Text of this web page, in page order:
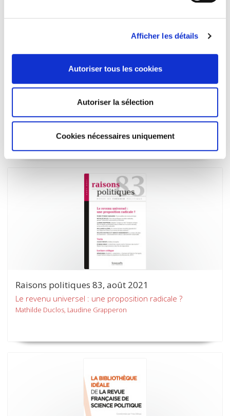
Afficher les détails
Autoriser tous les cookies
Autoriser la sélection
Cookies nécessaires uniquement
Revue française de science politique 71-4, août
En quoi le Brexit interroge-t-il les modèles d'analyse de
la science politique ?
Raisons politiques 83, août 2021
Le revenu universel : une proposition radicale ?
Mathilde Duclos, Laudine Grapperon